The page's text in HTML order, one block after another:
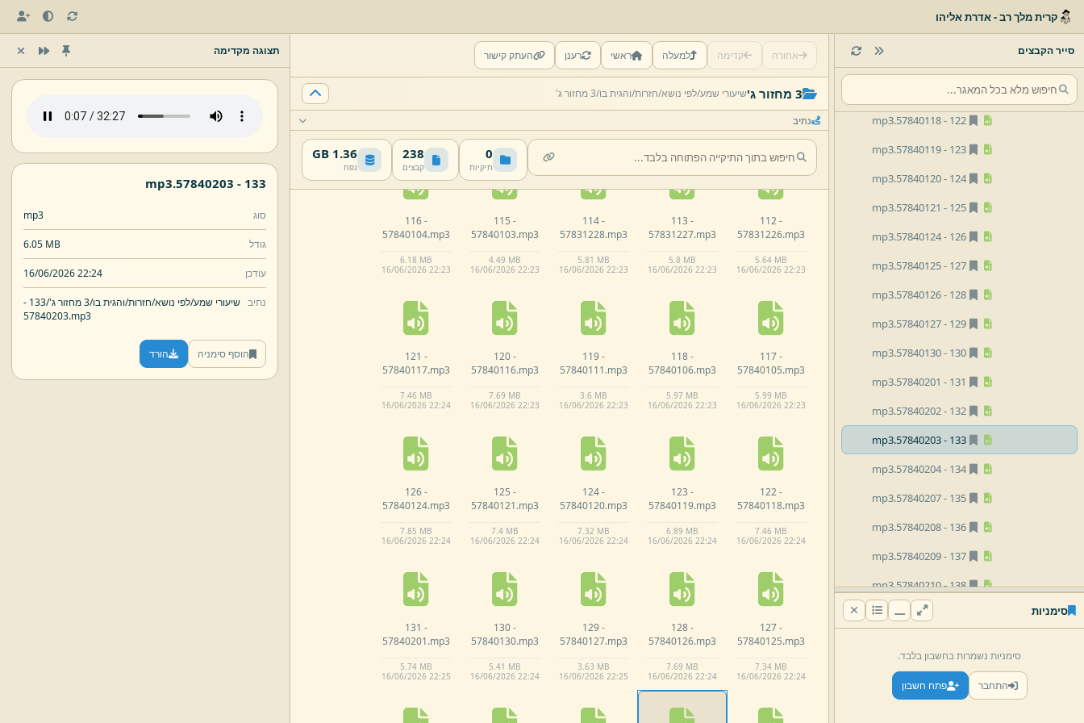
קרית מלך רב - אדרת אליהו
סייר הקבצים
119 -
57840111.
mp3
121 -
122 -
mp3
123 -
mp3
124 -
mp3
125 -
mp3
126 -
mp3
127 -
mp3
128 -
mp3
129 -
mp3
130 -
mp3
131 -
mp3
132 -
mp3
133 -
mp3
134 -
mp3
135 -
mp3
136 -
mp3
137 -
mp3
138 -
57840210.
mp3
mp3
141 -
57840215.
mp3
142 -
57840216.
mp3
סימניות
סימניות נשמרות בחשבון בלבד.
התחבר פתח חשבון
אחורה קדימה למעלה ראשי רענן העתק קישור
3 מחזור ג' שיעורי שמע/לפי נושא/חזרות/והגית בו/3 מחזור ג'
נתיב
0
תיקיות
238
קבצים
1.36 GB
נפח
57831219.mp3
16/06/2026 22:23
57831220.mp3
16/06/2026 22:23
57831221.mp3
16/06/2026 22:23
16/06/2026 22:23
16/06/2026 22:23
112 -
57831226.mp3
5.64 MB
16/06/2026 22:23
113 -
57831227.mp3
5.8 MB
16/06/2026 22:23
114 -
57831228.mp3
5.81 MB
16/06/2026 22:23
115 -
57840103.mp3
4.49 MB
16/06/2026 22:23
116 -
57840104.mp3
6.18 MB
16/06/2026 22:23
117 -
57840105.mp3
5.99 MB
16/06/2026 22:23
118 -
57840106.mp3
5.97 MB
16/06/2026 22:23
119 -
57840111.mp3
3.6 MB
16/06/2026 22:23
120 -
57840116.mp3
7.69 MB
16/06/2026 22:23
121 -
57840117.mp3
7.46 MB
16/06/2026 22:24
122 -
57840118.mp3
7.46 MB
16/06/2026 22:24
123 -
57840119.mp3
6.89 MB
16/06/2026 22:24
124 -
57840120.mp3
7.32 MB
16/06/2026 22:24
125 -
57840121.mp3
7.4 MB
16/06/2026 22:24
126 -
57840124.mp3
7.85 MB
16/06/2026 22:24
127 -
57840125.mp3
7.34 MB
16/06/2026 22:24
128 -
57840126.mp3
7.69 MB
16/06/2026 22:24
129 -
57840127.mp3
3.63 MB
16/06/2026 22:25
130 -
57840130.mp3
5.41 MB
16/06/2026 22:24
131 -
57840201.mp3
5.74 MB
16/06/2026 22:25
תצוגה מקדימה
133 -
mp3
סוג mp3
גודל 6.05 MB
עודכן 16/06/2026 22:24
נתיב שיעורי שמע/לפי נושא/חזרות/והגית בו/3 מחזור ג'/
133 -
57840203.mp3
הוסף סימניה הורד